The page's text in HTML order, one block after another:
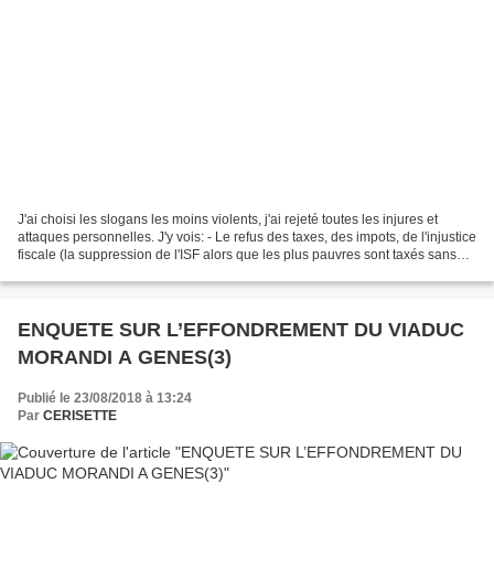
J'ai choisi les slogans les moins violents, j'ai rejeté toutes les injures et
attaques personnelles. J'y vois: - Le refus des taxes, des impots, de l'injustice
fiscale (la suppression de l'ISF alors que les plus pauvres sont taxés sans
ENQUETE SUR L’EFFONDREMENT DU VIADUC
MORANDI A GENES(3)
Publié le 23/08/2018 à 13:24
Par CERISETTE